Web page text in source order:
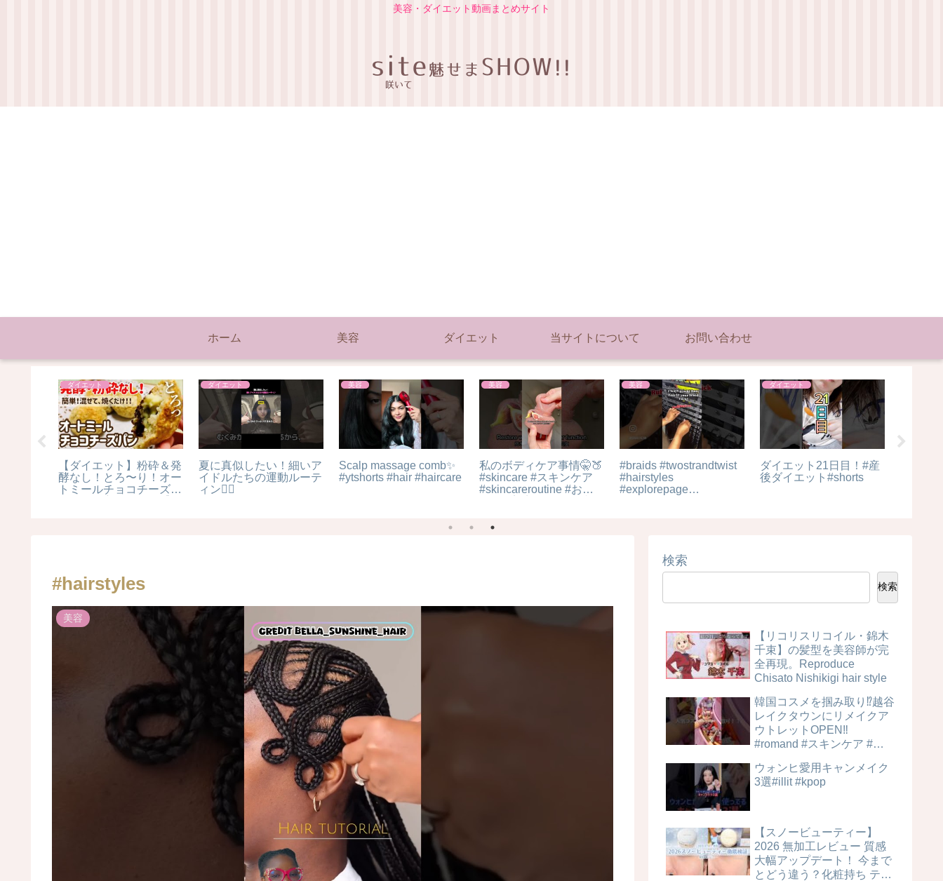
美容・ダイエット動画まとめサイト
ホーム 美容 ダイエット 当サイトについて お問い合わせ
美容
雨に濡れた時の髪の毛 #
カイト #ダメージケア #
ヘアケア #ホームケア #
美容
#curlycut #haircare
#naturalhair #curlyhair
美容
LAKAスキンケア割と良
いんじゃないか？
美容
【ルーティン】美容オタ
クのお風呂ルーティン
美容
18歳大学1年生の頃のメ
イク再現してみた‼️
ダイエット
簡単デトックスキムチチ
ゲ♡作り方はインスタに
#hairstyles
美容
検索
検索
【リコリスリコイル・錦木
千束】の髪型を美容師が完
全再現。Reproduce
Chisato Nishikigi hair style
韓国コスメを掴み取り⁉︎越谷
レイクタウンにリメイクア
ウトレットOPEN‼️
#romand #スキンケア #美
ウォンヒ愛用キャンメイク
3選#illit #kpop
【スノービューティー】
2026 無加工レビュー 質感
大幅アップデート！ 今まで
とどう違う？化粧持ち テカ